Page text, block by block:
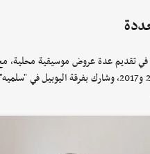
في تقديم عدة عروض موسيقية محلية،